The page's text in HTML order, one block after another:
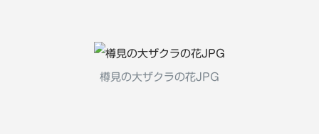
樽見の大ザクラの花JPG